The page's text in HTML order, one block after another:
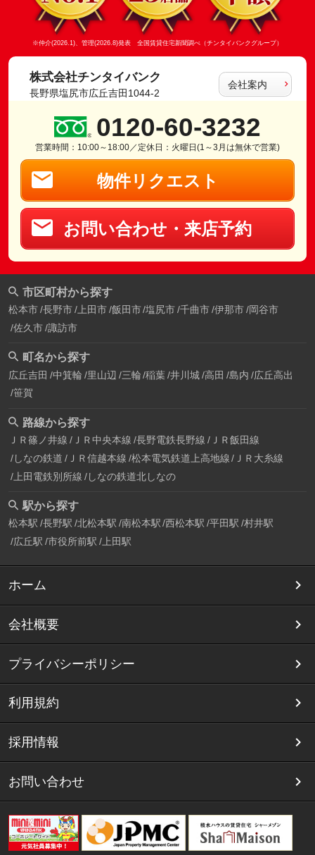
※仲介(2026.1)、管理(2026.8)発表 全国賃貸住宅新聞調べ（チンタイバンクグループ）
株式会社チンタイバンク
長野県塩尻市広丘吉田1044-2
会社案内
0120-60-3232
営業時間：10:00～18:00／定休日：火曜日(1～3月は無休で営業)
物件リクエスト
お問い合わせ・来店予約
市区町村から探す
松本市 長野市 上田市 飯田市 塩尻市 千曲市 伊那市 岡谷市
佐久市 諏訪市
町名から探す
広丘吉田 中箕輪 里山辺 三輪 稲葉 井川城 高田 島内 広丘高出
笹賀
路線から探す
ＪＲ篠ノ井線 ＪＲ中央本線 長野電鉄長野線 ＪＲ飯田線
しなの鉄道 ＪＲ信越本線 松本電気鉄道上高地線
ＪＲ大糸線
上田電鉄別所線 しなの鉄道北しなの
駅から探す
松本駅 長野駅 北松本駅 南松本駅 西松本駅 平田駅 村井駅
広丘駅 市役所前駅 上田駅
ホーム
会社概要
プライバシーポリシー
利用規約
採用情報
お問い合わせ